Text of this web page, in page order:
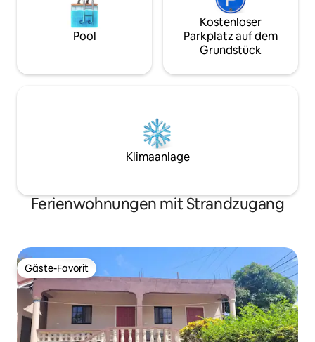
Pool
Kostenloser
Parkplatz auf dem
Grundstück
Klimaanlage
Ferienwohnungen mit Strandzugang
Gäste-Favorit
Gäste-Favorit